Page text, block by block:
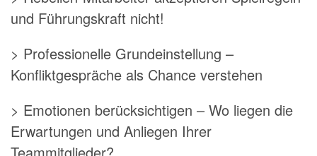
und Führungskraft nicht!
> Professionelle Grundeinstellung –
Konfliktgespräche als Chance verstehen
> Emotionen berücksichtigen – Wo liegen die
Erwartungen und Anliegen Ihrer